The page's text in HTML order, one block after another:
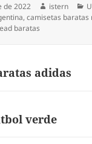
de 2022 Autor
istern
,camisetas baratas
baratas
adidas
verde